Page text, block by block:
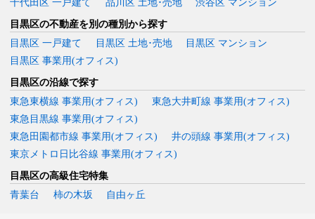
千代田区 一戸建て
品川区 土地･売地 渋谷区 マンション
目黒区の不動産を別の種別から探す
目黒区 一戸建て
目黒区 土地･売地
目黒区 マンション
目黒区 事業用(オフィス)
目黒区の沿線で探す
東急東横線 事業用(オフィス)
東急大井町線 事業用(オフィス)
東急目黒線 事業用(オフィス)
東急田園都市線 事業用(オフィス)
井の頭線 事業用(オフィス)
東京メトロ日比谷線 事業用(オフィス)
目黒区の高級住宅特集
青葉台
柿の木坂 自由ヶ丘